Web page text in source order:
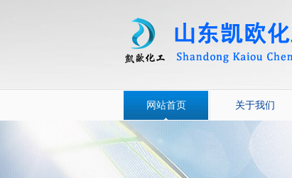
网站首页 关于我们